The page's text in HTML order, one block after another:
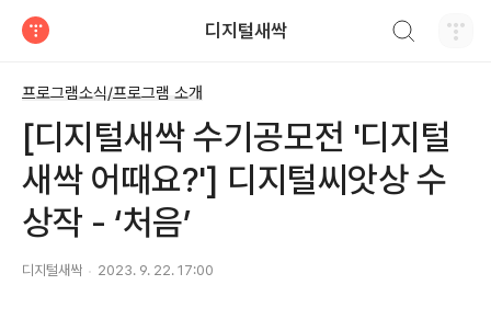
디지털새싹
프로그램소식/프로그램 소개
[디지털새싹 수기공모전 '디지털
새싹 어때요?'] 디지털씨앗상 수
상작 - ‘처음’
디지털새싹 2023. 9. 22. 17:00